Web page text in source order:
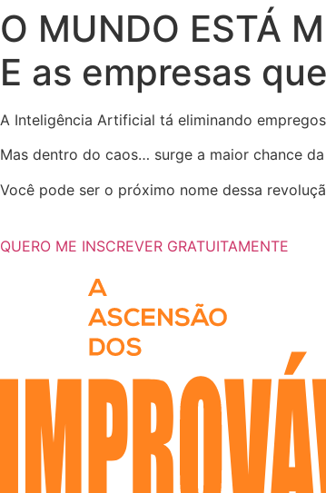
O MUNDO ESTÁ
E as empresas
A Inteligência Artificial tá eliminando
Mas dentro do caos… surge a maior chance
Você pode ser o próximo nome dessa
QUERO ME INSCREVER GRATUITAMENTE